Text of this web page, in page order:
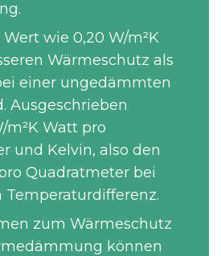
wie 0,20 W/m²K
Wärmeschutz als
einer ungedämmten
Ausgeschrieben
m²K Watt pro
und Kelvin, also den
Quadratmeter bei
Temperaturdifferenz.
zum Wärmeschutz
können